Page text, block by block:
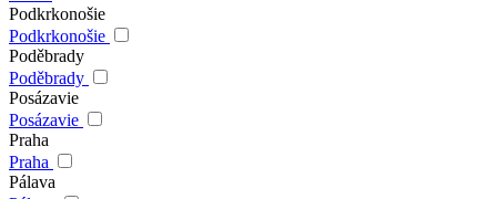
Podkrkonošie
Podkrkonošie
Poděbrady
Poděbrady
Posázavie
Posázavie
Praha
Praha
Pálava